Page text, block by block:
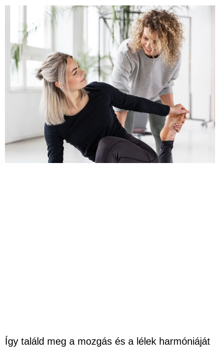
Így találd meg a mozgás és a lélek harmóniáját